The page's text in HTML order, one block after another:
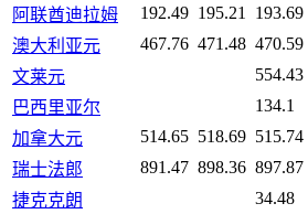
阿联酋迪拉姆
192.49 195.21
193.69
澳大利亚元
467.76 471.48 470.59
文莱元
554.43
巴西里亚尔
134.1
加拿大元
514.65 518.69 515.74
瑞士法郎
891.47 898.36 897.87
捷克克朗
34.48